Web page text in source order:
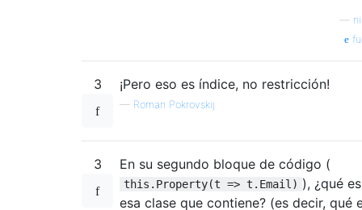
3 ¡Pero eso es índice, no restricción!
— Roman Pokrovskij
3 En su segundo bloque de código (
this.Property(t => t.Email) ), ¿qué es
esa clase que contiene? (es decir, qué